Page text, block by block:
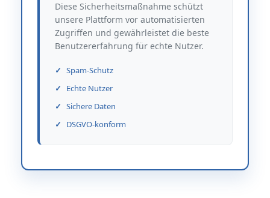
Diese Sicherheitsmaßnahme schützt
unsere Plattform vor automatisierten
Zugriffen und gewährleistet die beste
Benutzererfahrung für echte Nutzer.
Spam-Schutz
Echte Nutzer
Sichere Daten
DSGVO-konform